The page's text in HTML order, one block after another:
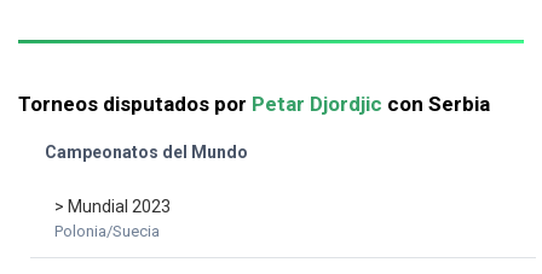
Torneos disputados por Petar Djordjic con Serbia
Campeonatos del Mundo
> Mundial 2023
Polonia/Suecia